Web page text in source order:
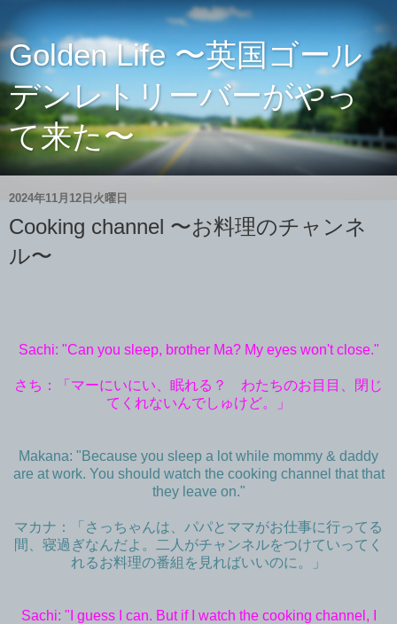
Golden Life 〜英国ゴール
デンレトリーバーがやっ
て来た〜
2024年11月12日火曜日
Cooking channel 〜お料理のチャンネ
ル〜
Sachi: "Can you sleep, brother Ma? My eyes won't close."
さち：「マーにいにい、眠れる？ わたちのお目目、閉じ
てくれないんでしゅけど。」
Makana: "Because you sleep a lot while mommy & daddy
are at work. You should watch the cooking channel that that
they leave on."
マカナ：「さっちゃんは、パパとママがお仕事に行ってる
間、寝過ぎなんだよ。二人がチャンネルをつけていってく
れるお料理の番組を見ればいいのに。」
Sachi: "I guess I can. But if I watch the cooking channel, I